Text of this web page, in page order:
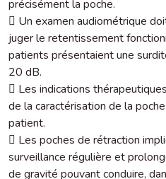
précisément la poche.
 Un examen audiométrique
juger le retentissement
patients présentaient une
20 dB.
 Les indications
de la caractérisation de la
patient.
 Les poches de rétraction
surveillance régulière et
de gravité pouvant conduire,